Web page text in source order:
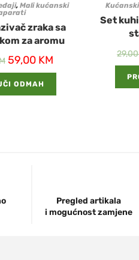
, Mali kućanski
zraka sa
za aromu
59,00 KM
ODMAH
Set
Pregled artikala
i mogućnost zamjene